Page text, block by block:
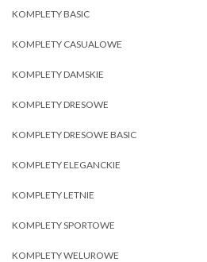
KOMPLETY BASIC
KOMPLETY CASUALOWE
KOMPLETY DAMSKIE
KOMPLETY DRESOWE
KOMPLETY DRESOWE BASIC
KOMPLETY ELEGANCKIE
KOMPLETY LETNIE
KOMPLETY SPORTOWE
KOMPLETY WELUROWE